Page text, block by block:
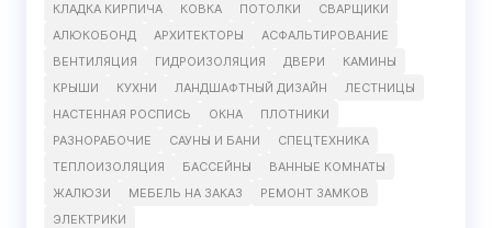
КЛАДКА КИРПИЧА
КОВКА ПОТОЛКИ
СВАРЩИКИ
АЛЮКОБОНД
АРХИТЕКТОРЫ
АСФАЛЬТИРОВАНИЕ
ВЕНТИЛЯЦИЯ
ГИДРОИЗОЛЯЦИЯ ДВЕРИ
КАМИНЫ
КРЫШИ
КУХНИ ЛАНДШАФТНЫЙ ДИЗАЙН
ЛЕСТНИЦЫ
НАСТЕННАЯ РОСПИСЬ
ОКНА
ПЛОТНИКИ
РАЗНОРАБОЧИЕ
САУНЫ И БАНИ
СПЕЦТЕХНИКА
ТЕПЛОИЗОЛЯЦИЯ
БАССЕЙНЫ
ВАННЫЕ КОМНАТЫ
ЖАЛЮЗИ
МЕБЕЛЬ НА ЗАКАЗ
РЕМОНТ ЗАМКОВ
ЭЛЕКТРИКИ